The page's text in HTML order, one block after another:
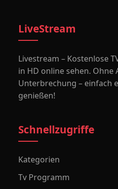
LiveStream
Livestream – Kostenlose
in HD online sehen. Ohne
Unterbrechung – einfach
genießen!
Schnellzugriffe
Kategorien
Tv Programm